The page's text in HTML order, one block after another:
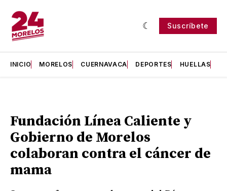
Suscríbete
INICIO MORELOS CUERNAVACA DEPORTES HUELLAS
Fundación Línea Caliente y
Gobierno de Morelos
colaboran contra el cáncer de
mama